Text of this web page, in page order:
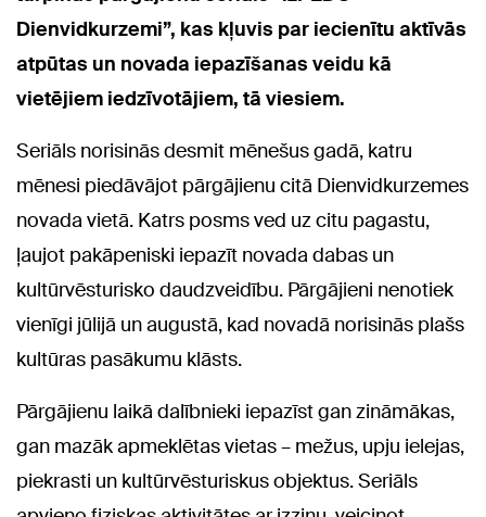
Dienvidkurzemi”, kas kļuvis par iecienītu aktīvās
atpūtas un novada iepazīšanas veidu kā
vietējiem iedzīvotājiem, tā viesiem.
Seriāls norisinās desmit mēnešus gadā, katru
mēnesi piedāvājot pārgājienu citā Dienvidkurzemes
novada vietā. Katrs posms ved uz citu pagastu,
ļaujot pakāpeniski iepazīt novada dabas un
kultūrvēsturisko daudzveidību. Pārgājieni nenotiek
vienīgi jūlijā un augustā, kad novadā norisinās plašs
kultūras pasākumu klāsts.
Pārgājienu laikā dalībnieki iepazīst gan zināmākas,
gan mazāk apmeklētas vietas – mežus, upju ielejas,
piekrasti un kultūrvēsturiskus objektus. Seriāls